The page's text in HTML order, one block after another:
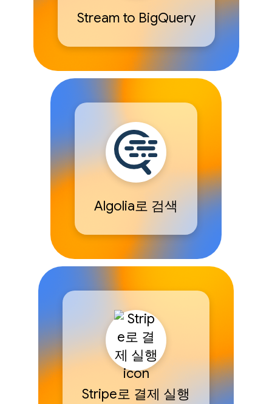
Stream to BigQuery
Algolia로 검색
Stripe로 결제 실행